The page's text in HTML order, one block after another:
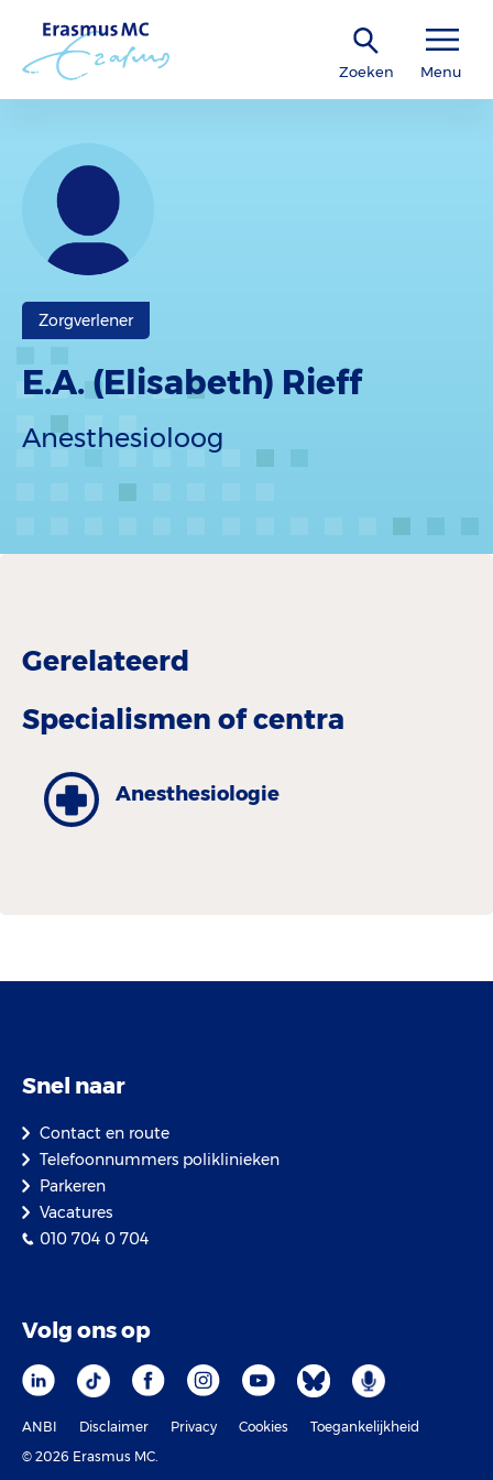
Zoeken Menu
Zorgverlener
E.A. (Elisabeth) Rieff
Anesthesioloog
Gerelateerd
Specialismen of centra
Anesthesiologie
Snel naar
Contact en route
Telefoonnummers poliklinieken
Parkeren
Vacatures
010 704 0 704
Volg ons op
ANBI Disclaimer Privacy Cookies
Toegankelijkheid
© 2026 Erasmus MC.